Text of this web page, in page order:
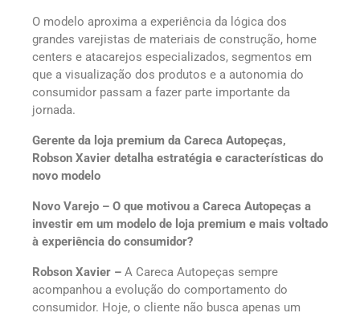
O modelo aproxima a experiência da lógica dos
grandes varejistas de materiais de construção, home
centers e atacarejos especializados, segmentos em
que a visualização dos produtos e a autonomia do
consumidor passam a fazer parte importante da
jornada.
Gerente da loja premium da Careca Autopeças,
Robson Xavier detalha estratégia e características do
novo modelo
Novo Varejo – O que motivou a Careca Autopeças a
investir em um modelo de loja premium e mais voltado
à experiência do consumidor?
Robson Xavier – A Careca Autopeças sempre
acompanhou a evolução do comportamento do
consumidor. Hoje, o cliente não busca apenas um